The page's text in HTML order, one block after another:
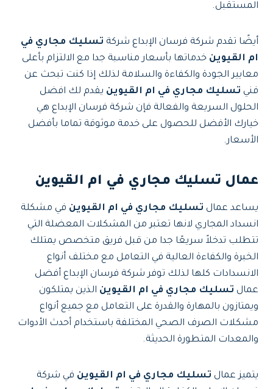
المستقبل.
أيضًا تقدم شركة فرسان الإبداع شركة تسليك مجاري في
ام القيوين خدماتها بأسعار مناسبة جدا مع الالتزام بأعلى
معايير الجودة والكفاءة والسلامة لذلك إذا كنت تبحث عن
فني تسليك مجاري في ام القيوين يقدم لك افضل
الحلول السريعة والفعالة فإن شركة فرسان الإبداع هي
خيارك الأفضل للحصول على خدمة موثوقة تماما بأفضل
الأسعار.
عمال تسليك مجاري في ام القيوين
يساعد عمال تسليك مجاري في ام القيوين في مشكلة
انسداد المجاري لانها تعتبر من المشكلات المعضلة التي
تتطلب تدخلاً سريعًا جدا من قبل فريق متخصص يمتلك
الخبرة والكفاءة العالية في التعامل مع مختلف أنواع
الانسدادات كلها لذلك توفر شركة فرسان الإبداع أفضل
عمال تسليك مجاري في ام القيوين الذين يمتلكون
ويمتازون بالمهارة والقدرة على التعامل مع جميع أنواع
مشكلات الصرف الصحي المختلفة باستخدام أحدث الأدوات
والمعدات المتطورة الحديثة.
يتميز عمال تسليك مجاري في ام القيوين في شركة